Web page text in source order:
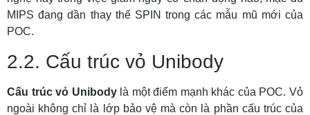
MIPS đang dần thay thế SPIN trong các mẫu mũ mới của
POC.
2.2. Cấu trúc vỏ Unibody
Cấu trúc vỏ Unibodylà một điểm mạnh khác của POC. Vỏ
ngoài không chỉ là lớp bảo vệ mà còn là phần cấu trúc của